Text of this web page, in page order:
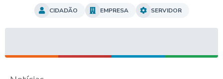
CIDADÃO EMPRESA SERVIDOR